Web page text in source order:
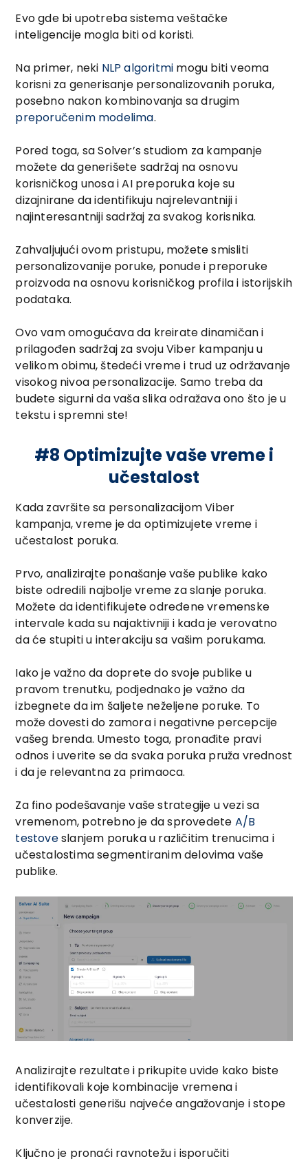
Evo gde bi upotreba sistema veštačke
inteligencije mogla biti od koristi.
Na primer, neki NLP algoritmi mogu biti veoma
korisni za generisanje personalizovanih poruka,
posebno nakon kombinovanja sa drugim
preporučenim modelima.
Pored toga, sa Solver’s studiom za kampanje
možete da generišete sadržaj na osnovu
korisničkog unosa i AI preporuka koje su
dizajnirane da identifikuju najrelevantniji i
najinteresantniji sadržaj za svakog korisnika.
Zahvaljujući ovom pristupu, možete smisliti
personalizovanije poruke, ponude i preporuke
proizvoda na osnovu korisničkog profila i istorijskih
podataka.
Ovo vam omogućava da kreirate dinamičan i
prilagođen sadržaj za svoju Viber kampanju u
velikom obimu, štedeći vreme i trud uz održavanje
visokog nivoa personalizacije. Samo treba da
budete sigurni da vaša slika odražava ono što je u
tekstu i spremni ste!
#8 Optimizujte vaše vreme i
učestalost
Kada završite sa personalizacijom Viber
kampanja, vreme je da optimizujete vreme i
učestalost poruka.
Prvo, analizirajte ponašanje vaše publike kako
biste odredili najbolje vreme za slanje poruka.
Možete da identifikujete određene vremenske
intervale kada su najaktivniji i kada je verovatno
da će stupiti u interakciju sa vašim porukama.
Iako je važno da doprete do svoje publike u
pravom trenutku, podjednako je važno da
izbegnete da im šaljete neželjene poruke. To
može dovesti do zamora i negativne percepcije
vašeg brenda. Umesto toga, pronađite pravi
odnos i uverite se da svaka poruka pruža vrednost
i da je relevantna za primaoca.
Za fino podešavanje vaše strategije u vezi sa
vremenom, potrebno je da sprovedete A/B
testoveslanjem poruka u različitim trenucima i
učestalostima segmentiranim delovima vaše
publike.
Analizirajte rezultate i prikupite uvide kako biste
identifikovali koje kombinacije vremena i
učestalosti generišu najveće angažovanje i stope
konverzije.
Ključno je pronaći ravnotežu i isporučiti